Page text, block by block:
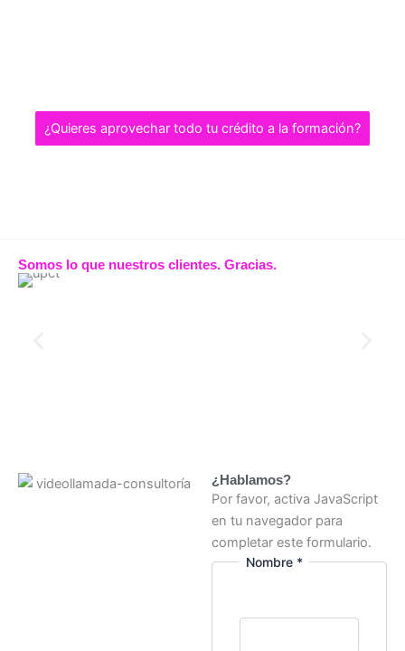
¿Quieres aprovechar todo tu crédito a la formación?
Somos lo que nuestros clientes. Gracias.
¿Hablamos?
Por favor, activa JavaScript
en tu navegador para
completar este formulario.
Nombre *